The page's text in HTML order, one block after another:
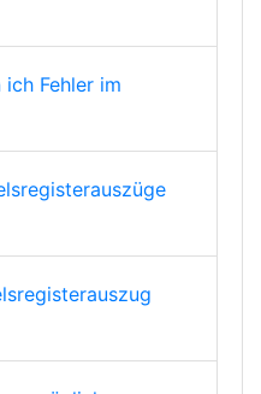
Fehler im